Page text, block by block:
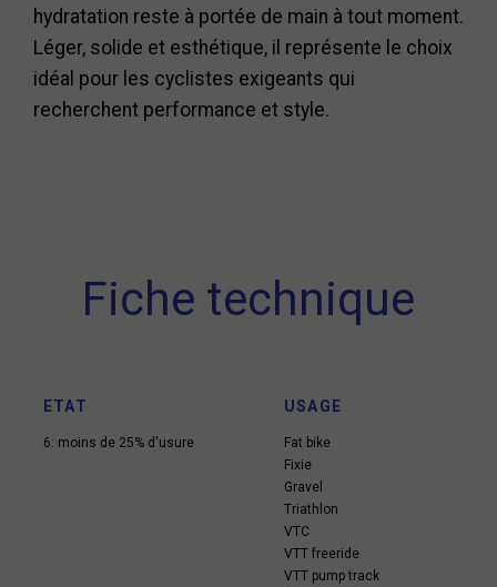
hydratation reste à portée de main à tout moment.
Léger, solide et esthétique, il représente le choix
idéal pour les cyclistes exigeants qui
recherchent performance et style.
Fiche technique
ETAT
6: moins de 25% d'usure
USAGE
Fat bike
Fixie
Gravel
Triathlon
VTC
VTT freeride
VTT pump track